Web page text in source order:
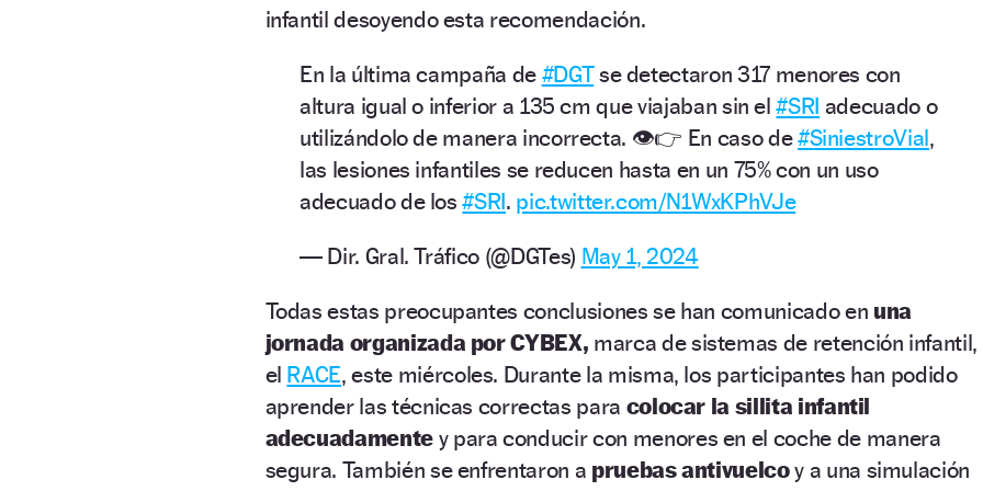
infantil desoyendo esta recomendación.
En la última campaña de #DGTse detectaron 317 menores con
altura igual o inferior a 135 cm que viajaban sin el#SRI adecuado o
utilizándolo de manera incorrecta. 👁️👉 En caso de#SiniestroVial,
las lesiones infantiles se reducen hasta en un 75% con un uso
adecuado de los#SRI. pic.twitter.com/N1WxKPhVJe
— Dir. Gral. Tráfico (@DGTes) May 1, 2024
Todas estas preocupantes conclusiones se han comunicado en una
jornada organizada por CYBEX, marca de sistemas de retención infantil,
el RACE, este miércoles. Durante la misma, los participantes han podido
aprender las técnicas correctas para colocar la sillita infantil
adecuadamentey para conducir con menores en el coche de manera
segura. También se enfrentaron a pruebas antivuelcoy a una simulación